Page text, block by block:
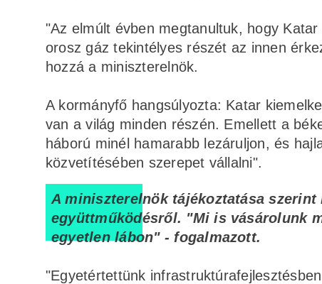
"Az elmúlt évben megtanultuk, hogy
orosz gáz tekintélyes részét az innen
hozzá a miniszterelnök.
A kormányfő hangsúlyozta: Katar
van a világ minden részén. Emellett a
háború minél hamarabb lezáruljon, és
közvetítésében szerepet vállalni".
A miniszterelnök tájékoztatása
együttműködésről. "Mi is vásárolunk
egyetlen lábon" - fogalmazott.
"Egyetértettünk